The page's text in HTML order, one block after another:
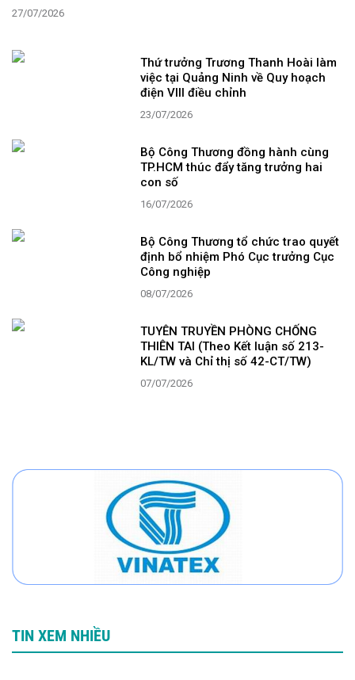
27/07/2026
Thứ trưởng Trương Thanh Hoài làm
việc tại Quảng Ninh về Quy hoạch
điện VIII điều chỉnh
23/07/2026
Bộ Công Thương đồng hành cùng
TP.HCM thúc đẩy tăng trưởng hai
con số
16/07/2026
Bộ Công Thương tổ chức trao quyết
định bổ nhiệm Phó Cục trưởng Cục
Công nghiệp
08/07/2026
TUYÊN TRUYỀN PHÒNG CHỐNG
THIÊN TAI (Theo Kết luận số 213-
KL/TW và Chỉ thị số 42-CT/TW)
07/07/2026
TIN XEM NHIỀU